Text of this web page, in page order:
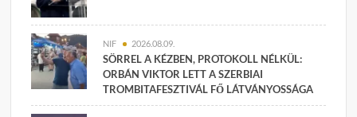
NIF 2026.08.09.
SÖRREL A KÉZBEN, PROTOKOLL NÉLKÜL:
ORBÁN VIKTOR LETT A SZERBIAI
TROMBITAFESZTIVÁL FŐ LÁTVÁNYOSSÁGA